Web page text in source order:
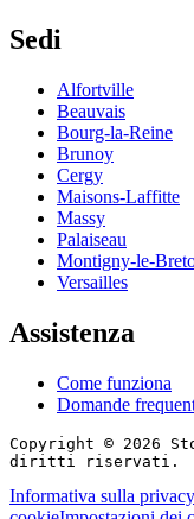
Sedi
Alfortville
Beauvais
Bourg-la-Reine
Brunoy
Cergy
Maisons-Laffitte
Massy
Palaiseau
Montigny-le-
Versailles
Assistenza
Come funziona
Domande
Copyright © 2026
diritti riservati.
Informativa sulla privacy